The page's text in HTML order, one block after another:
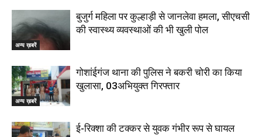
अन्य ख़बरें
बुजुर्ग महिला पर कुल्हाड़ी से जानलेवा हमला, सीएचसी
की स्वास्थ्य व्यवस्थाओं की भी खुली पोल
अन्य ख़बरें
गोशांईगंज थाना की पुलिस ने बकरी चोरी का किया
खुलासा, 03अभियुक्त गिरफ्तार
ई-रिक्शा की टक्कर से युवक गंभीर रूप से घायल